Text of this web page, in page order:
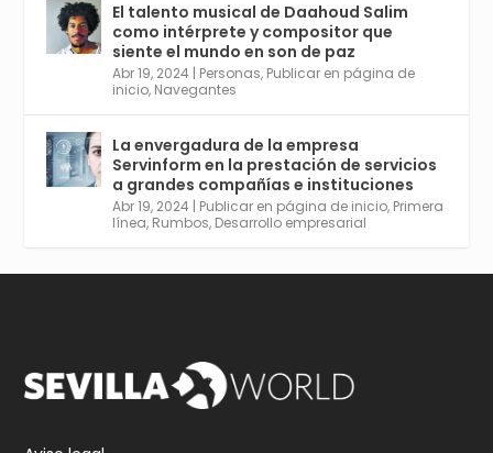
Avata
Sevilla World @worldsevilla ·
30 Abr 2024
Aprovéchalo si vives en Sevilla capital o
provincia. Curso gratuito en Internet de las
Cosas, Inteligencia Artificial y Smart Cities
plazo acaba el 2 de mayo. Dota de gran
empleabilidad. Ver y enlace a inscripción:
https://tinyurl.com/yu5xhwjr
El talento musical de Daahoud Salim
como intérprete y compositor que
siente el mundo en son de paz
Abr 19, 2024 | Personas, Publicar en página de
inicio, Navegantes
La envergadura de la empresa
Servinform en la prestación de servicios
a grandes compañías e instituciones
Abr 19, 2024 | Publicar en página de inicio, Primera
línea, Rumbos, Desarrollo empresarial